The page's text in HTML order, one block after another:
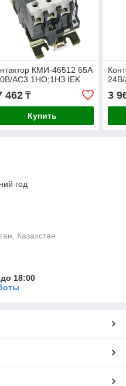
КМИ-46512 65А
АС3 1НО;1НЗ IEK
462₸
Купить
3
год
Казахстан
18:00